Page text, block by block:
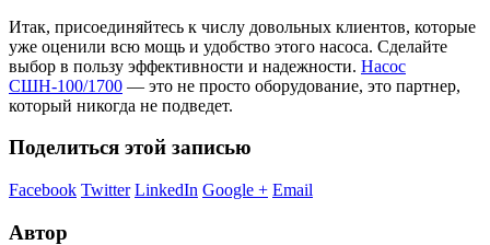
Итак, присоединяйтесь к числу довольных клиентов, которые
уже оценили всю мощь и удобство этого насоса. Сделайте
выбор в пользу эффективности и надежности. Насос
СШН-100/1700 — это не просто оборудование, это партнер,
который никогда не подведет.
Поделиться этой записью
Facebook Twitter LinkedIn Google + Email
Автор